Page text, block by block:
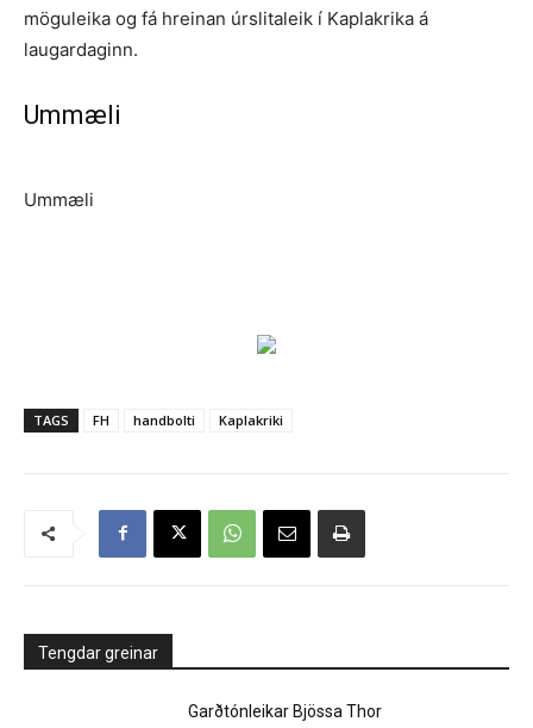
möguleika og fá hreinan úrslitaleik í Kaplakrika á
laugardaginn.
Ummæli
Ummæli
TAGS FH handbolti Kaplakriki
Tengdar greinar
Garðtónleikar Bjössa Thor